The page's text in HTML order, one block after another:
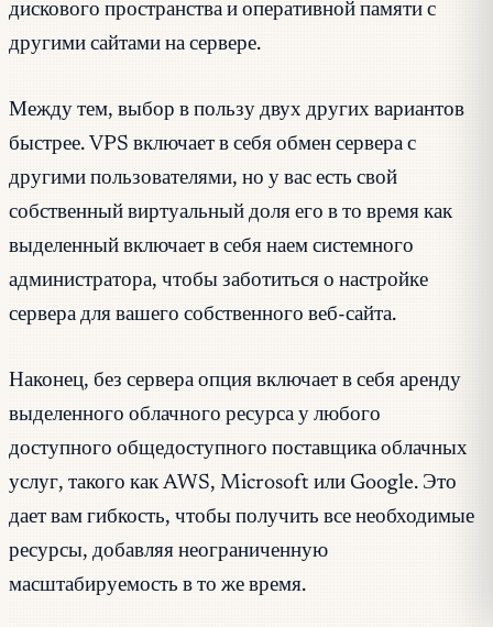
дискового пространства и оперативной памяти с
другими сайтами на сервере.
Между тем, выбор в пользу двух других вариантов
быстрее. VPS включает в себя обмен сервера с
другими пользователями, но у вас есть свой
собственный виртуальный доля его в то время как
выделенный включает в себя наем системного
администратора, чтобы заботиться о настройке
сервера для вашего собственного веб-сайта.
Наконец, без сервера опция включает в себя аренду
выделенного облачного ресурса у любого
доступного общедоступного поставщика облачных
услуг, такого как AWS, Microsoft или Google. Это
дает вам гибкость, чтобы получить все необходимые
ресурсы, добавляя неограниченную
масштабируемость в то же время.